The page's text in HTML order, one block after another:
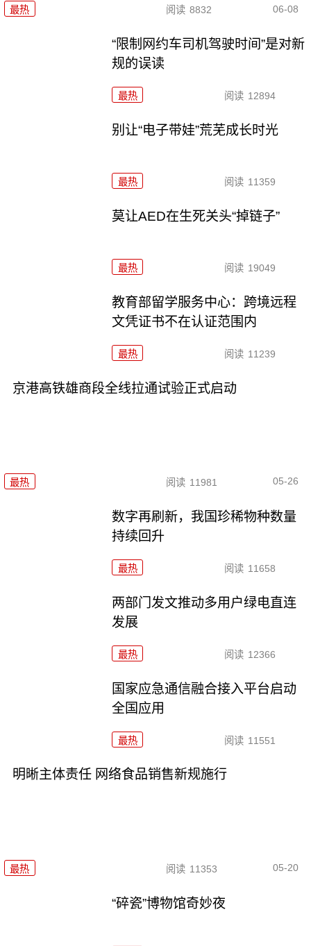
最热 阅读 8832 06-08
“限制网约车司机驾驶时间”是对新
规的误读
最热 阅读 12894
别让“电子带娃”荒芜成长时光
最热 阅读 11359
莫让AED在生死关头“掉链子”
最热 阅读 19049
教育部留学服务中心：跨境远程
文凭证书不在认证范围内
最热 阅读 11239
京港高铁雄商段全线拉通试验正式启动
最热 阅读 11981 05-26
数字再刷新，我国珍稀物种数量
持续回升
最热 阅读 11658
两部门发文推动多用户绿电直连
发展
最热 阅读 12366
国家应急通信融合接入平台启动
全国应用
最热 阅读 11551
明晰主体责任 网络食品销售新规施行
最热 阅读 11353 05-20
“碎瓷”博物馆奇妙夜